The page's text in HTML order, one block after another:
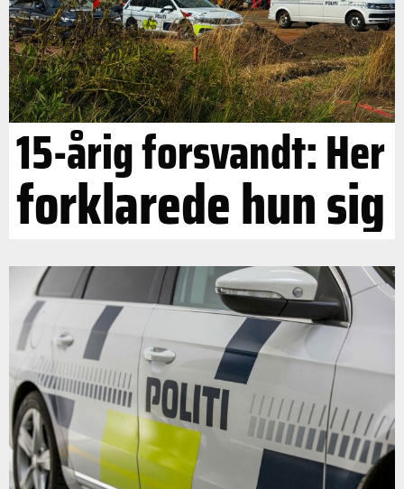
15-årig forsvandt: Her
forklarede hun sig